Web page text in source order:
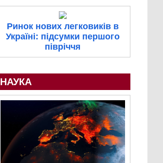
Ринок нових легковиків в
Україні: підсумки першого
півріччя
НАУКА